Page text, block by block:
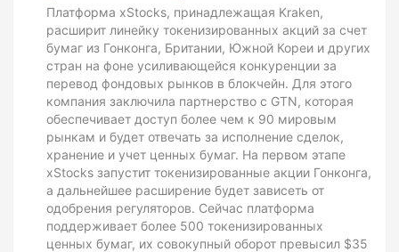
Платформа xStocks, принадлежащая Kraken,
расширит линейку токенизированных акций за счет
бумаг из Гонконга, Британии, Южной Кореи и других
стран на фоне усиливающейся конкуренции за
перевод фондовых рынков в блокчейн. Для этого
компания заключила партнерство с GTN, которая
обеспечивает доступ более чем к 90 мировым
рынкам и будет отвечать за исполнение сделок,
хранение и учет ценных бумаг. На первом этапе
xStocks запустит токенизированные акции Гонконга,
а дальнейшее расширение будет зависеть от
одобрения регуляторов. Сейчас платформа
поддерживает более 500 токенизированных
ценных бумаг, их совокупный оборот превысил $35